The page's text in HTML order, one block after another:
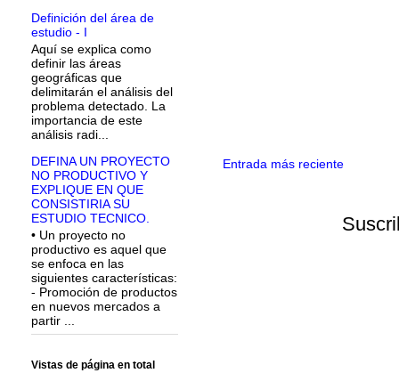
Entrada más reciente
Definición del área de
estudio - I
Aquí se explica como
definir las áreas
geográficas que
delimitarán el análisis del
problema detectado. La
importancia de este
análisis radi...
DEFINA UN PROYECTO
NO PRODUCTIVO Y
EXPLIQUE EN QUE
CONSISTIRIA SU
ESTUDIO TECNICO.
• Un proyecto no
productivo es aquel que
se enfoca en las
siguientes características:
- Promoción de productos
en nuevos mercados a
partir ...
Vistas de página en total